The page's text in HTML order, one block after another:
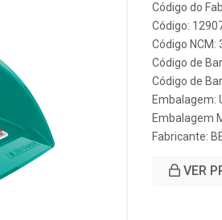
Código do
Código:
Código NCM:
Código de
Código de
Embalagem:
Embalagem
Fabricante:
VER